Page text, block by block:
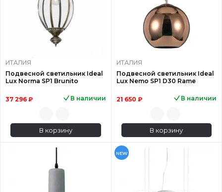
ИТАЛИЯ
Подвесной светильник Ideal
Lux Norma SP1 Brunito
37 296 ₽ В наличии
В корзину
ИТАЛИЯ
Подвесной светильник Ideal
Lux Nemo SP1 D30 Rame
21 650 ₽ В наличии
В корзину
NEW